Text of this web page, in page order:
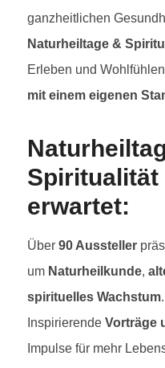
ganzheitlichen
Naturheiltage &
Erleben und
mit einem eigenen
Spiritualität
erwartet:
Über 90 Aussteller
um Naturheilkunde,
spirituelles Wachstum.
Inspirierende Vorträge
Impulse für mehr